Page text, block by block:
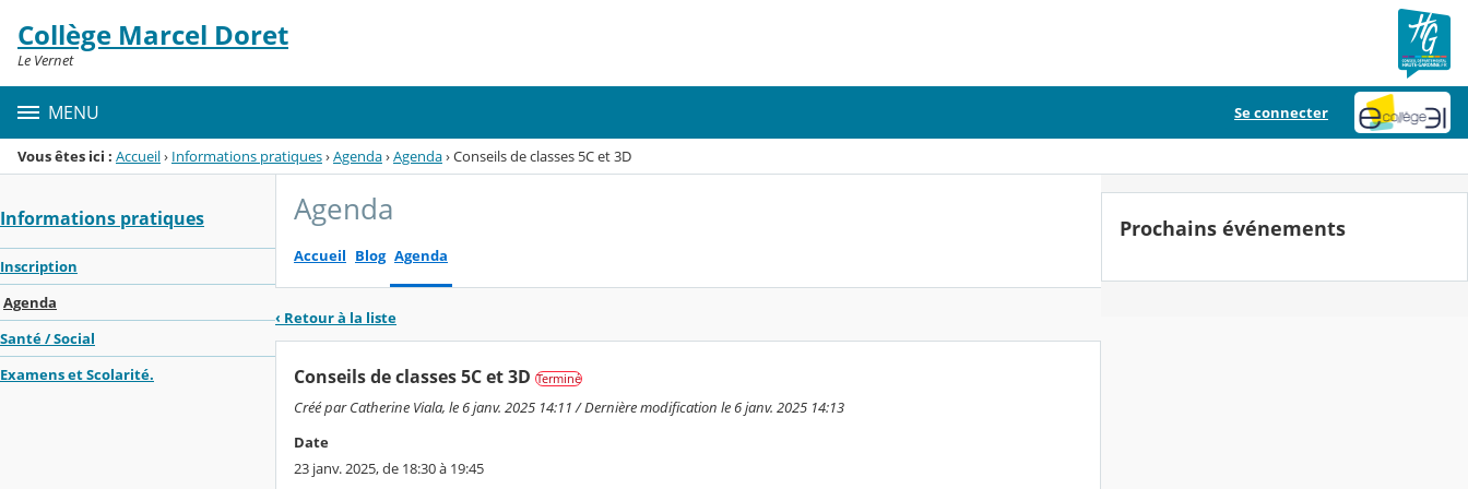
Menu de la rubrique
Contenu
Collège Marcel Doret
Le Vernet
MENU Se connecter
Vous êtes ici : Accueil› Informations pratiques›Agenda›Agenda›Conseils de classes 5C et 3D
Informations pratiques
Inscription
Agenda
Santé / Social
Examens et Scolarité.
Agenda
Accueil Blog Agenda
‹ Retour à la liste
Conseils de classes 5C et 3D Terminé
Créé par Catherine Viala, le 6 janv. 2025 14:11 / Dernière modification le 6 janv. 2025 14:13
Date
23 janv. 2025, de 18:30 à 19:45
Prochains événements